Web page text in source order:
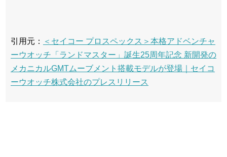
引用元：
＜セイコー プロスペックス＞本格アドベンチャ
ーウオッチ「ランドマスター」誕生25周年記念 新開発の
メカニカルGMTムーブメント搭載モデルが登場｜セイコ
ーウオッチ株式会社のプレスリリース